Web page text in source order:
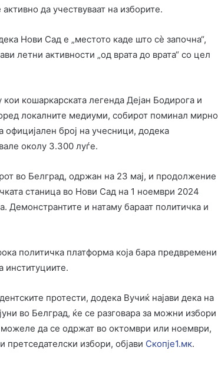
да учествуваат на изборите.
Нови Сад е „местото каде што сè започна“,
летни активности „од врата до врата“ со цел
кошаркарската легенда Дејан Бодирога и
локалните медиуми, собирот поминал мирно
официјален број на учесници, додека
околу 3.300 луѓе.
во Белград, одржан на 23 мај, и продолжение
станица во Нови Сад на 1 ноември 2024
Демонстрантите и натаму бараат политичка и
политичка платформа која бара предвремени
институциите.
протести, додека Вучиќ најави дека на
во Белград, ќе се разговара за можни избори
да се одржат во октомври или ноември,
претседателски избори, објави Скопје1.мк.